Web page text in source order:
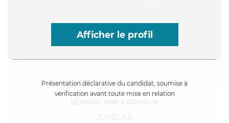
Afficher le profil
Présentation déclarative du candidat, soumise à
vérification avant toute mise en relation
JOYEUSE